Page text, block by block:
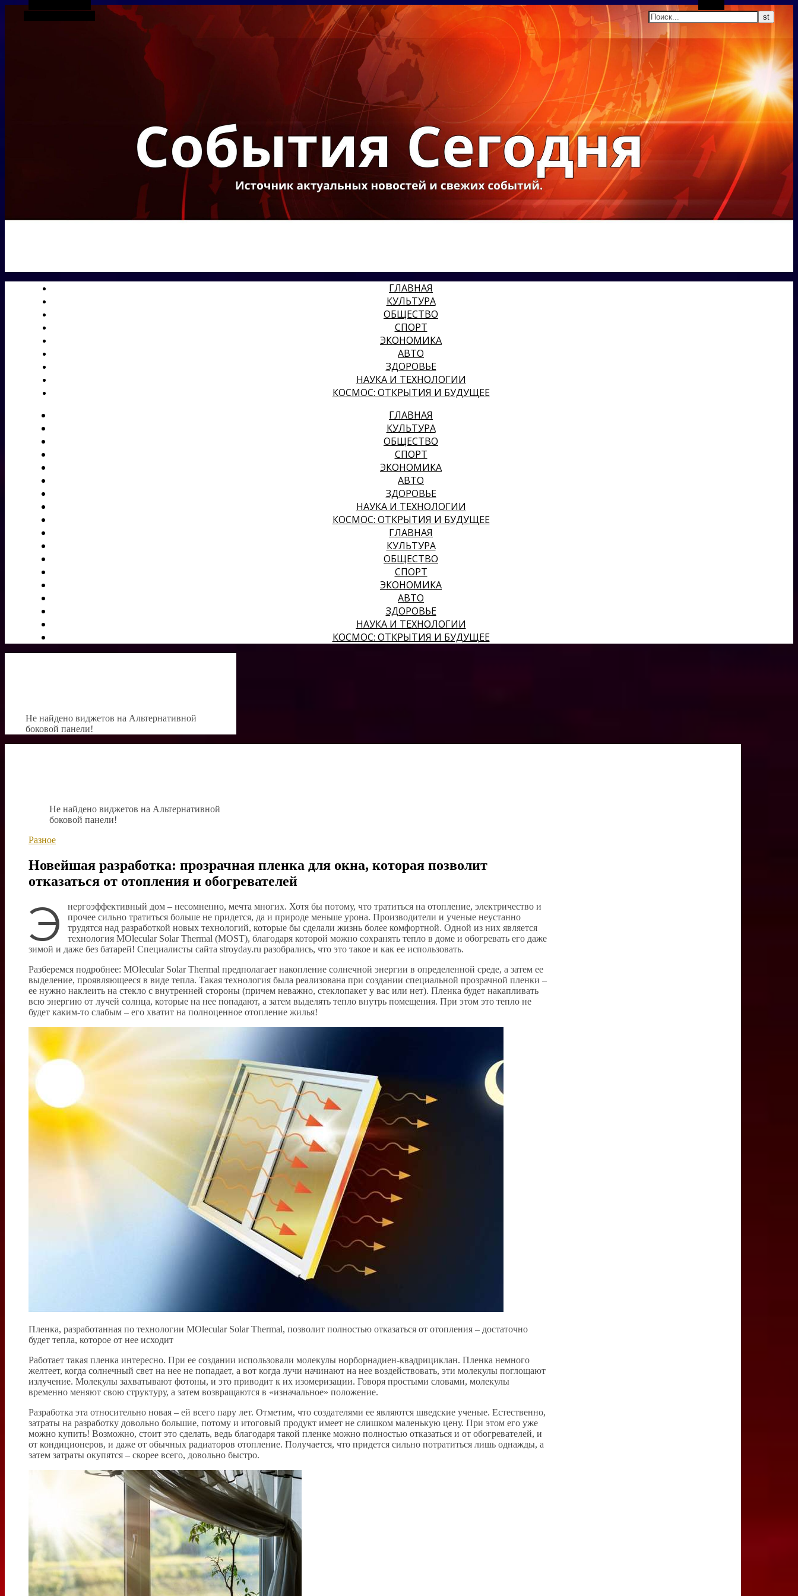
Боковая панель
ГЛАВНАЯ
КУЛЬТУРА
ОБЩЕСТВО
СПОРТ
ЭКОНОМИКА
АВТО
ЗДОРОВЬЕ
НАУКА И ТЕХНОЛОГИИ
КОСМОС: ОТКРЫТИЯ И БУДУЩЕЕ
ГЛАВНАЯ
КУЛЬТУРА
ОБЩЕСТВО
СПОРТ
ЭКОНОМИКА
АВТО
ЗДОРОВЬЕ
НАУКА И ТЕХНОЛОГИИ
КОСМОС: ОТКРЫТИЯ И БУДУЩЕЕ
ГЛАВНАЯ
КУЛЬТУРА
ОБЩЕСТВО
СПОРТ
ЭКОНОМИКА
АВТО
ЗДОРОВЬЕ
НАУКА И ТЕХНОЛОГИИ
КОСМОС: ОТКРЫТИЯ И БУДУЩЕЕ
Не найдено виджетов на Альтернативной
боковой панели!
Не найдено виджетов на Альтернативной
боковой панели!
Разное
Новейшая разработка: прозрачная пленка для окна, которая позволит
отказаться от отопления и обогревателей
Э
нергоэффективный дом – несомненно, мечта многих. Хотя бы потому, что тратиться на отопление, электричество и
прочее сильно тратиться больше не придется, да и природе меньше урона. Производители и ученые неустанно
трудятся над разработкой новых технологий, которые бы сделали жизнь более комфортной. Одной из них является
технология MOlecular Solar Thermal (MOST), благодаря которой можно сохранять тепло в доме и обогревать его даже
зимой и даже без батарей! Специалисты сайта stroyday.ru разобрались, что это такое и как ее использовать.
Разберемся подробнее: MOlecular Solar Thermal предполагает накопление солнечной энергии в определенной среде, а затем ее
выделение, проявляющееся в виде тепла. Такая технология была реализована при создании специальной прозрачной пленки –
ее нужно наклеить на стекло с внутренней стороны (причем неважно, стеклопакет у вас или нет). Пленка будет накапливать
всю энергию от лучей солнца, которые на нее попадают, а затем выделять тепло внутрь помещения. При этом это тепло не
будет каким-то слабым – его хватит на полноценное отопление жилья!
Пленка, разработанная по технологии MOlecular Solar Thermal, позволит полностью отказаться от отопления – достаточно
будет тепла, которое от нее исходит
Работает такая пленка интересно. При ее создании использовали молекулы норборнадиен-квадрициклан. Пленка немного
желтеет, когда солнечный свет на нее не попадает, а вот когда лучи начинают на нее воздействовать, эти молекулы поглощают
излучение. Молекулы захватывают фотоны, и это приводит к их изомеризации. Говоря простыми словами, молекулы
временно меняют свою структуру, а затем возвращаются в «изначальное» положение.
Разработка эта относительно новая – ей всего пару лет. Отметим, что создателями ее являются шведские ученые. Естественно,
затраты на разработку довольно большие, потому и итоговый продукт имеет не слишком маленькую цену. При этом его уже
можно купить! Возможно, стоит это сделать, ведь благодаря такой пленке можно полностью отказаться и от обогревателей, и
от кондиционеров, и даже от обычных радиаторов отопление. Получается, что придется сильно потратиться лишь однажды, а
затем затраты окупятся – скорее всего, довольно быстро.